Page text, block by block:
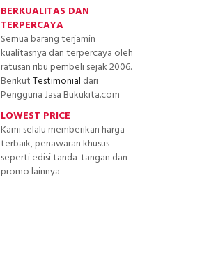
BERKUALITAS DAN
TERPERCAYA
Semua barang terjamin
kualitasnya dan terpercaya oleh
ratusan ribu pembeli sejak 2006.
BerikutTestimonial dari
Pengguna Jasa Bukukita.com
LOWEST PRICE
Kami selalu memberikan harga
terbaik, penawaran khusus
seperti edisi tanda-tangan dan
promo lainnya